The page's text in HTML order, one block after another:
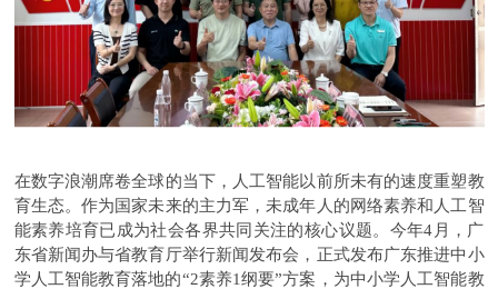
在数字浪潮席卷全球的当下，人工智能以前所未有的速度重塑教
育生态。作为国家未来的主力军，未成年人的网络素养和人工智
能素养培育已成为社会各界共同关注的核心议题。今年4月，广
东省新闻办与省教育厅举行新闻发布会，正式发布广东推进中小
学人工智能教育落地的“2素养1纲要”方案，为中小学人工智能教